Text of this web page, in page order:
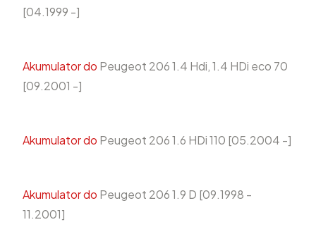
[04.1999 -]
Akumulator do Peugeot 206 1.4 Hdi, 1.4 HDi eco 70
[09.2001 -]
Akumulator do Peugeot 206 1.6 HDi 110 [05.2004 -]
Akumulator do Peugeot 206 1.9 D [09.1998 -
11.2001]